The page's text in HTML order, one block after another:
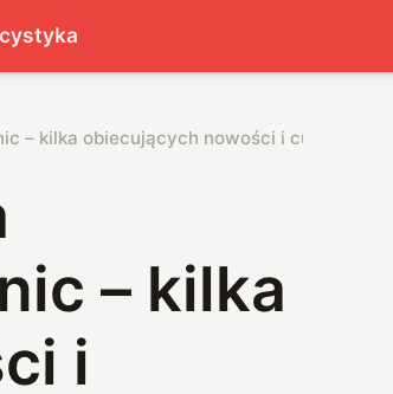
– kilka obiecujących nowości i cukierków
– kilka
i